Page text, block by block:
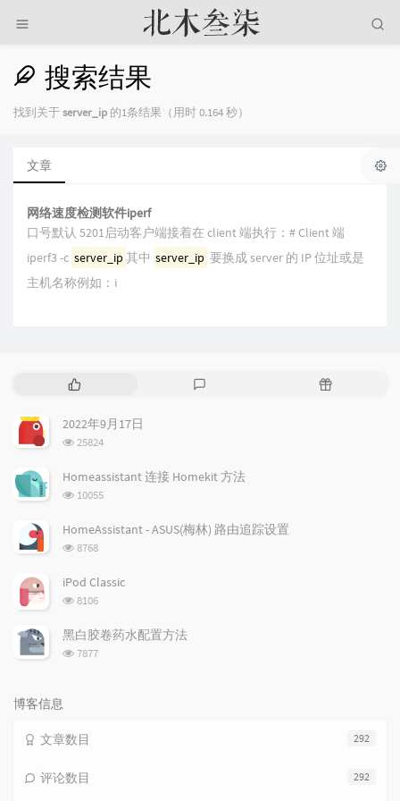
搜索结果
找到关于server_ip 的1条结果（用时 0.164 秒）
文章
网络速度检测软件iperf
口号默认 5201启动客户端接着在 client 端执行：# Client 端
iperf3 -c server_ip 其中 server_ip 要换成 server 的 IP 位址或是
主机名称例如：i
热
文
章
随
2022年9月17日
浏
次
25824
Homeassistant 连接 Homekit 方法
浏
次
10055
HomeAssistant - ASUS(梅林) 路由追踪设置
浏
次
8768
iPod Classic
浏
次
数:
8106
黑白胶卷药水配置方法
浏
7877
博客信息
292
文章数目
292
评论数目